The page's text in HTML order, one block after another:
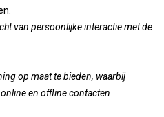
van persoonlijke interactie met de
op maat te bieden, waarbij
en offline contacten